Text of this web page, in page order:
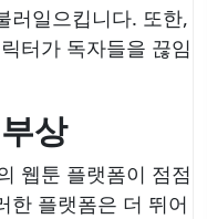
러일으킵니다. 또한,
터가 독자들을 끊임
상
웹툰 플랫폼이 점점
한 플랫폼은 더 뛰어